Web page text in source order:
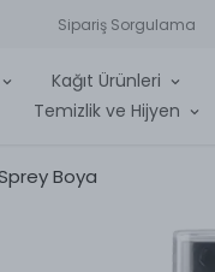
Sipariş Sorgulama
Kağıt Ürünleri
Temizlik ve Hijyen
Boya